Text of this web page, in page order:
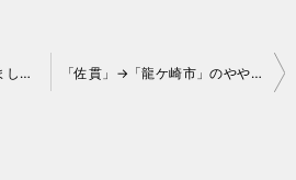
2019年度確定申告完了しました！ 「佐貫」→「龍ケ崎市」のややこしい話